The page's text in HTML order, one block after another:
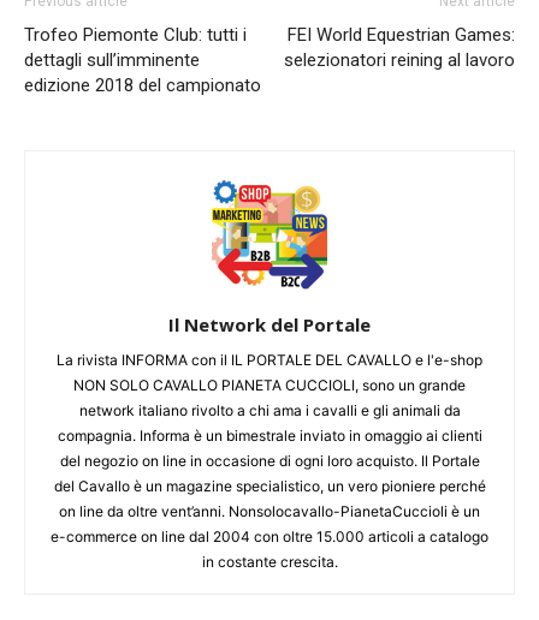
Trofeo Piemonte Club: tutti i
dettagli sull’imminente
edizione 2018 del campionato
FEI World Equestrian Games:
selezionatori reining al lavoro
Il Network del Portale
La rivista INFORMA con il IL PORTALE DEL CAVALLO e l'e-shop
NON SOLO CAVALLO PIANETA CUCCIOLI, sono un grande
network italiano rivolto a chi ama i cavalli e gli animali da
compagnia. Informa è un bimestrale inviato in omaggio ai clienti
del negozio on line in occasione di ogni loro acquisto. Il Portale
del Cavallo è un magazine specialistico, un vero pioniere perché
on line da oltre vent’anni. Nonsolocavallo-PianetaCuccioli è un
e-commerce on line dal 2004 con oltre 15.000 articoli a catalogo
in costante crescita.